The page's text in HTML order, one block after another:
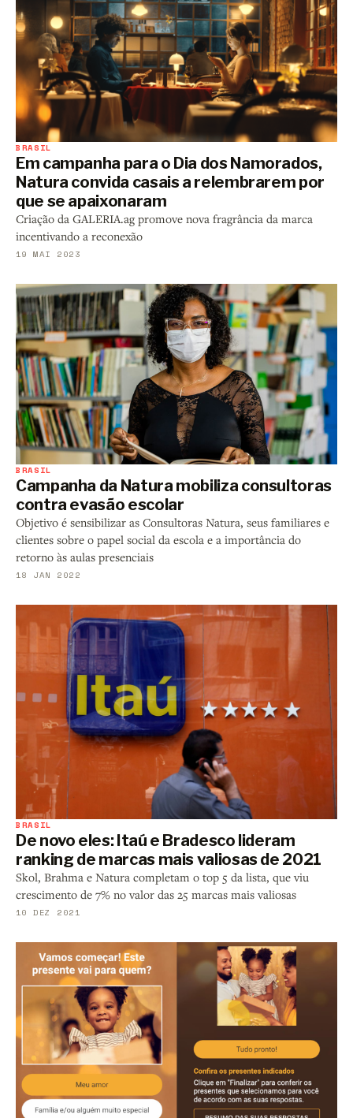
BRASIL
Em campanha para o Dia dos Namorados,
Natura convida casais a relembrarem por
que se apaixonaram
Criação da GALERIA.ag promove nova fragrância da marca
incentivando a reconexão
19 MAI 2023
BRASIL
Campanha da Natura mobiliza consultoras
contra evasão escolar
Objetivo é sensibilizar as Consultoras Natura, seus familiares e
clientes sobre o papel social da escola e a importância do
retorno às aulas presenciais
18 JAN 2022
BRASIL
De novo eles: Itaú e Bradesco lideram
ranking de marcas mais valiosas de 2021
Skol, Brahma e Natura completam o top 5 da lista, que viu
crescimento de 7% no valor das 25 marcas mais valiosas
10 DEZ 2021